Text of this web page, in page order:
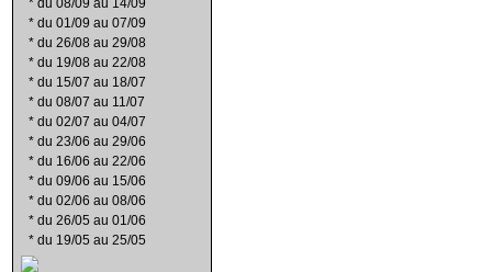
* du 08/09 au 14/09
* du 01/09 au 07/09
* du 26/08 au 29/08
* du 19/08 au 22/08
* du 15/07 au 18/07
* du 08/07 au 11/07
* du 02/07 au 04/07
* du 23/06 au 29/06
* du 16/06 au 22/06
* du 09/06 au 15/06
* du 02/06 au 08/06
* du 26/05 au 01/06
* du 19/05 au 25/05